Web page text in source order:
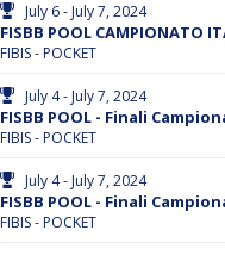
July 6 - July 7, 2024
FISBB POOL CAMPIONATO
FIBIS - POCKET
July 4 - July 7, 2024
FISBB POOL - Finali
FIBIS - POCKET
July 4 - July 7, 2024
FISBB POOL - Finali
FIBIS - POCKET